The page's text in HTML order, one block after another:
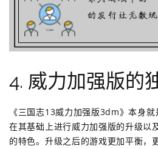
4. 威力加强版的
《三国志13威力加强版3dm》本身
在其基础上进行威力加强版的升级以
的特色。升级之后的游戏更加平衡，